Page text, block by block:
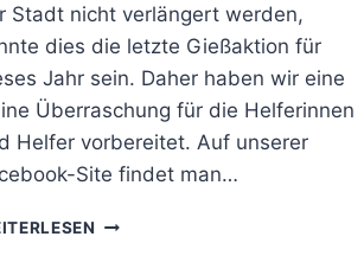
Stadt nicht verlängert werden,
dies die letzte Gießaktion für
Jahr sein. Daher haben wir eine
Überraschung für die Helferinnen
Helfer vorbereitet. Auf unserer
Site findet man…
ZOLLSTOCK